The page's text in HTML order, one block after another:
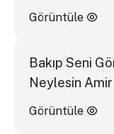
Görüntüle
Bakıp Seni
Neylesin
Görüntüle